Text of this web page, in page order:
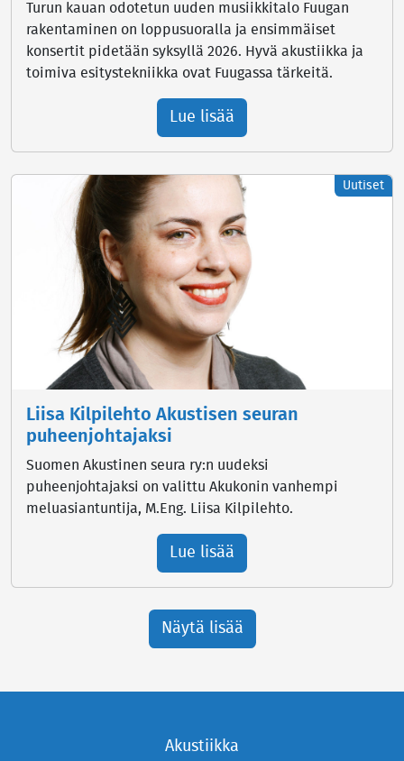
Turun kauan odotetun uuden musiikkitalo Fuugan
rakentaminen on loppusuoralla ja ensimmäiset
konsertit pidetään syksyllä 2026. Hyvä akustiikka ja
toimiva esitystekniikka ovat Fuugassa tärkeitä.
Lue lisää
Uutiset
Liisa Kilpilehto Akustisen seuran
puheenjohtajaksi
Suomen Akustinen seura ry:n uudeksi
puheenjohtajaksi on valittu Akukonin vanhempi
meluasiantuntija, M.Eng. Liisa Kilpilehto.
Lue lisää
Näytä lisää
Akustiikka